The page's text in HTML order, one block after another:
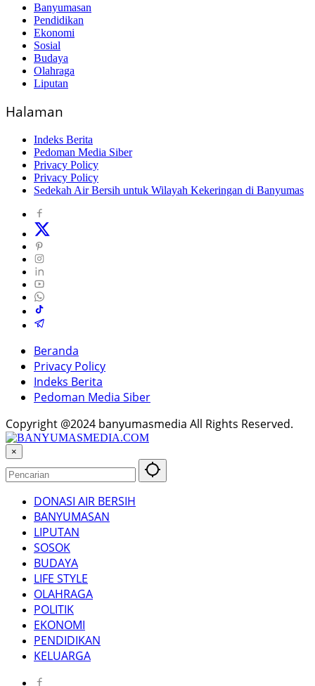
Banyumasan
Pendidikan
Ekonomi
Sosial
Budaya
Olahraga
Liputan
Halaman
Indeks Berita
Pedoman Media Siber
Privacy Policy
Privacy Policy
Sedekah Air Bersih untuk Wilayah Kekeringan di Banyumas
Beranda
Privacy Policy
Indeks Berita
Pedoman Media Siber
Copyright @2024 banyumasmedia All Rights Reserved.
×
DONASI AIR BERSIH
BANYUMASAN
LIPUTAN
SOSOK
BUDAYA
LIFE STYLE
OLAHRAGA
POLITIK
EKONOMI
PENDIDIKAN
KELUARGA